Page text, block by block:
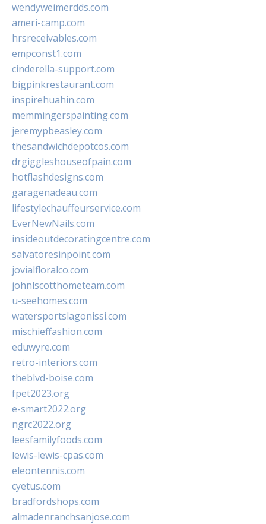
wendyweimerdds.com
ameri-camp.com
hrsreceivables.com
empconst1.com
cinderella-support.com
bigpinkrestaurant.com
inspirehuahin.com
memmingerspainting.com
jeremypbeasley.com
thesandwichdepotcos.com
drgiggleshouseofpain.com
hotflashdesigns.com
garagenadeau.com
lifestylechauffeurservice.com
EverNewNails.com
insideoutdecoratingcentre.com
salvatoresinpoint.com
jovialfloralco.com
johnlscotthometeam.com
u-seehomes.com
watersportslagonissi.com
mischieffashion.com
eduwyre.com
retro-interiors.com
theblvd-boise.com
fpet2023.org
e-smart2022.org
ngrc2022.org
leesfamilyfoods.com
lewis-lewis-cpas.com
eleontennis.com
cyetus.com
bradfordshops.com
almadenranchsanjose.com